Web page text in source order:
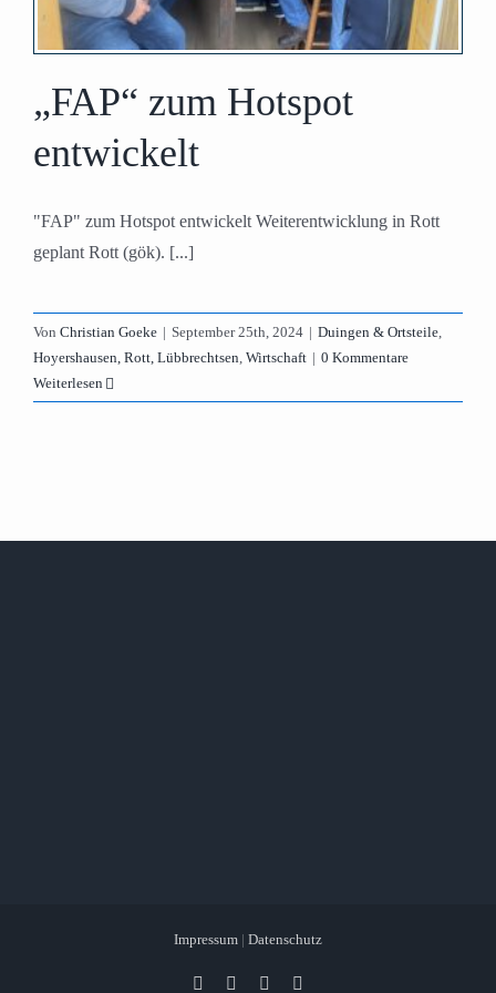
„FAP“ zum Hotspot
entwickelt
"FAP" zum Hotspot entwickelt Weiterentwicklung in Rott
geplant Rott (gök). [...]
Von Christian Goeke | September 25th, 2024 | Duingen & Ortsteile,
Hoyershausen, Rott, Lübbrechtsen, Wirtschaft | 0 Kommentare
Weiterlesen
Impressum | Datenschutz
Facebook Instagram